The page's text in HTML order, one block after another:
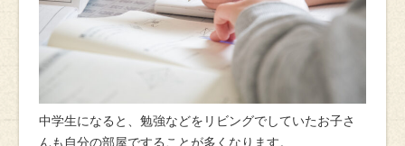
中学生になると、勉強などをリビングでしていたお子さ
んも自分の部屋ですることが多くなります。